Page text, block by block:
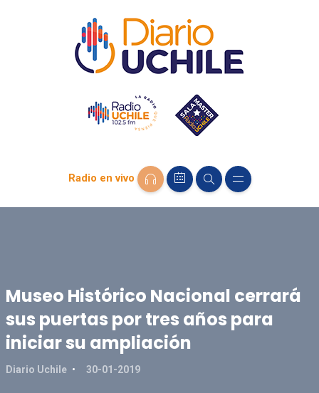
Radio en vivo
Museo Histórico Nacional cerrará
sus puertas por tres años para
iniciar su ampliación
Diario Uchile 30-01-2019